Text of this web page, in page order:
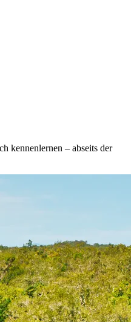
kennenlernen – abseits der